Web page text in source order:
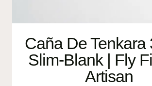
Caña De Tenkara
Slim-Blank | Fly
Artisan